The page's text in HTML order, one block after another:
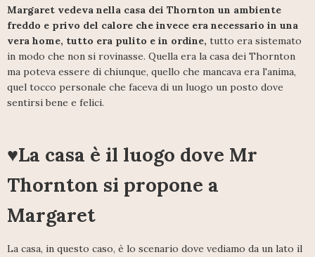
Margaret vedeva nella casa dei Thornton un ambiente
freddo e privo del calore che invece era necessario in una
vera home, tutto era pulito e in ordine, tutto era sistemato
in modo che non si rovinasse. Quella era la casa dei Thornton
ma poteva essere di chiunque, quello che mancava era l'anima,
quel tocco personale che faceva di un luogo un posto dove
sentirsi bene e felici.
♥La casa è il luogo dove Mr
Thornton si propone a
Margaret
La casa, in questo caso, è lo scenario dove vediamo da un lato il